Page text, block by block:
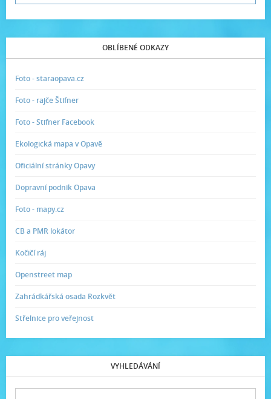
OBLÍBENÉ ODKAZY
Foto - staraopava.cz
Foto - rajče Štifner
Foto - Stifner Facebook
Ekologická mapa v Opavě
Oficiální stránky Opavy
Dopravní podnik Opava
Foto - mapy.cz
CB a PMR lokátor
Kočičí ráj
Openstreet map
Zahrádkářská osada Rozkvět
Střelnice pro veřejnost
VYHLEDÁVÁNÍ